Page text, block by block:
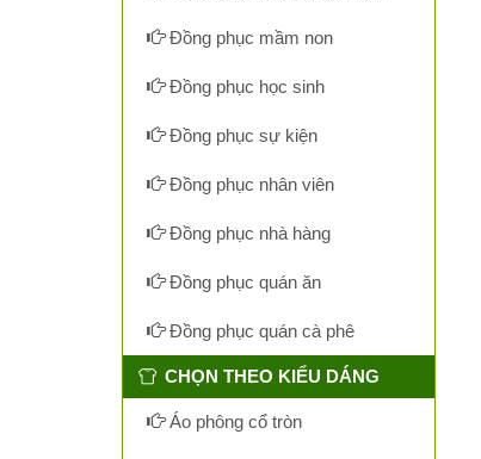
Đồng phục mầm non
Đồng phục học sinh
Đồng phục sự kiện
Đồng phục nhân viên
Đồng phục nhà hàng
Đồng phục quán ăn
Đồng phục quán cà phê
CHỌN THEO KIỂU DÁNG
Áo phông cổ tròn